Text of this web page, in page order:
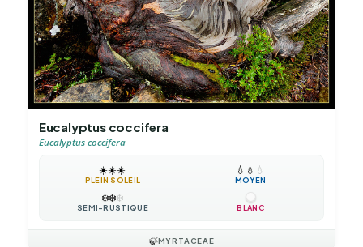
Eucalyptus coccifera
Eucalyptus coccifera
☀️☀️☀️
PLEIN SOLEIL
💧 💧 💧
MOYEN
❄️❄️❄️
SEMI-RUSTIQUE BLANC
🍃MYRTACEAE